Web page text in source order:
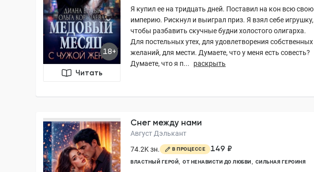
18+
Читать
Я купил ее на тридцать дней. Поставил на кон всю свою
империю. Рискнул и выиграл приз. Я взял себе игрушку,
чтобы разбавить скучные будни холостого олигарха.
Для постельных утех, для удовлетворения собственных
желаний, для мести. Думаете, что у меня есть совесть?
Думаете, что я п...
раскрыть
Снег между нами
Август Дэлькант
74.2K зн.
В ПРОЦЕССЕ 149 ₽
ВЛАСТНЫЙ ГЕРОЙ ОТ НЕНАВИСТИ ДО ЛЮБВИ СИЛЬНАЯ ГЕРОИНЯ